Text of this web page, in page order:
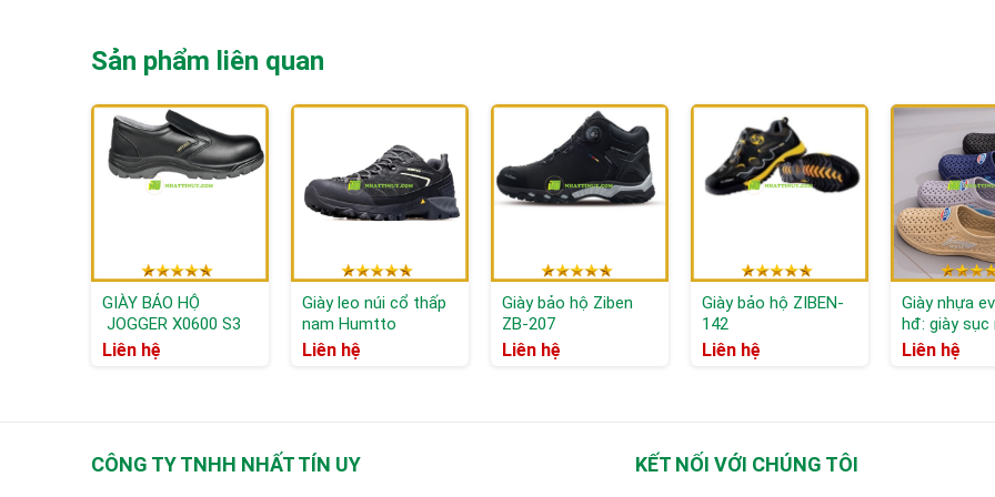
Lưu ý trong quá trình sử dụng:
– Không dùng nhiệt độ cao để làm khô giày.
– Khi giày bị ướt có thể làm khô bằng cách vò chặt giấy báo rồi nhét vào bên trong giày, phơi giày trong bóng râm.
– Khuyến cáo thay giày khi: các chi tiết gờ nổi ở đế giày bị mòn (ảnh hưởng đến tính chống trượt); sau khi đạp đinh hoặc lớp
ngoài bị rách
Sản phẩm liên quan
GIÀY BẢO HỘ
JOGGER X0600 S3
SRC
Liên hệ
Giày leo núi cổ thấp
nam Humtto
140503A
Liên hệ
Giày bảo hộ Ziben
ZB-207
Liên hệ
Giày bảo hộ ZIBEN-
142
Liên hệ
Giày nhựa
hđ: giày sục
Liên hệ
CÔNG TY TNHH NHẤT TÍN UY KẾT NỐI VỚI CHÚNG TÔI